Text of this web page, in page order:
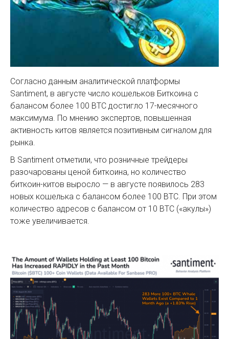
Согласно данным аналитической платформы
Santiment, в августе число кошельков Биткоина с
балансом более 100 BTC достигло 17-месячного
максимума. По мнению экспертов, повышенная
активность китов является позитивным сигналом для
рынка.
В Santiment отметили, что розничные трейдеры
разочарованы ценой биткоина, но количество
биткоин-китов выросло — в августе появилось 283
новых кошелька с балансом более 100 BTC. При этом
количество адресов с балансом от 10 BTC («акулы»)
тоже увеличивается.